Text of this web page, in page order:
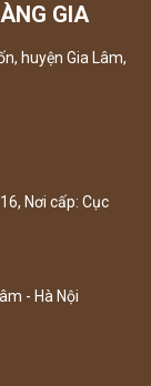
GIA
huyện Gia Lâm,
Nơi cấp: Cục
- Hà Nội